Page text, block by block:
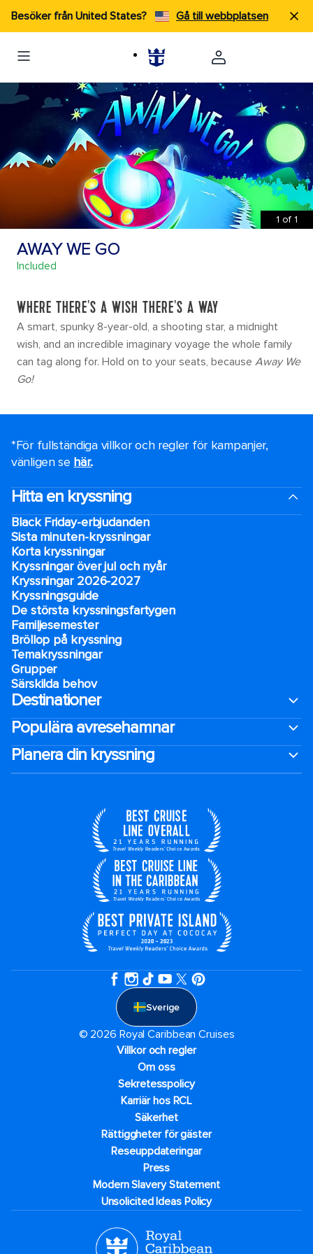
Besöker från United States? Gå till webbplatsen
1 of 1
AWAY WE GO
Included
WHERE THERE'S A WISH THERE'S A WAY
A smart, spunky 8-year-old, a shooting star, a midnight
wish, and an incredible imaginary voyage the whole family
can tag along for. Hold on to your seats, because Away We
Go!
*För fullständiga villkor och regler för kampanjer,
vänligen se här..
Hitta en kryssning
Black Friday-erbjudanden
Sista minuten-kryssningar
Korta kryssningar
Kryssningar över jul och nyår
Kryssningar 2026-2027
Kryssningsguide
De största kryssningsfartygen
Familjesemester
Bröllop på kryssning
Temakryssningar
Grupper
Särskilda behov
Destinationer
Populära avresehamnar
Planera din kryssning
Sverige
© 2026 Royal Caribbean Cruises
Villkor och regler
Om oss
Sekretesspolicy
Karriär hos RCL
Säkerhet
Rättiggheter för gäster
Reseuppdateringar​
Press
Modern Slavery Statement
Unsolicited Ideas Policy